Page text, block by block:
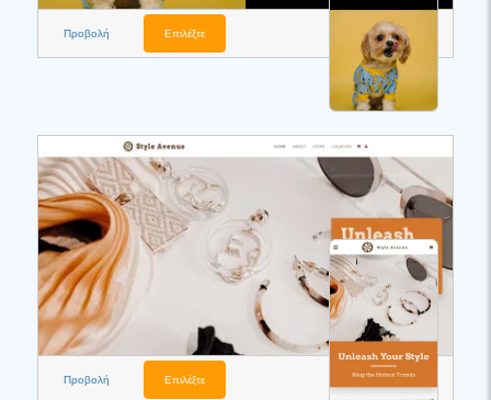
Προβολή Επιλέξτε
Προβολή Επιλέξτε